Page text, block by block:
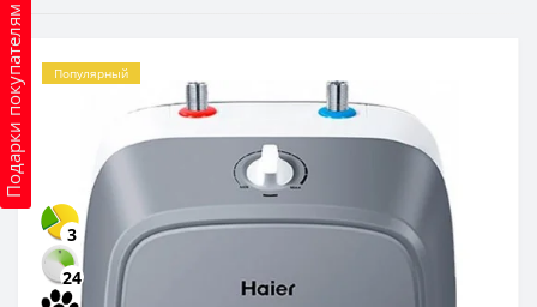
Подарки покупателям Популярный
3
24